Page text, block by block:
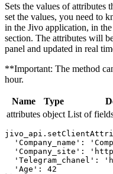
Sets the values ​​of attributes
set the values, you need to
in the Jivo application, in
section. The attributes will
panel and updated in real
**Important: The method
hour.
Name Type
attributes object List of
'Company_name':
'Company_site':
'Telegram_chanel':
  'Age': 42